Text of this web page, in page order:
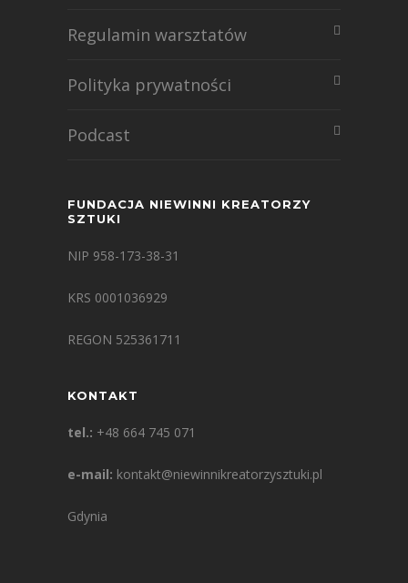
Regulamin warsztatów
Polityka prywatności
Podcast
FUNDACJA NIEWINNI KREATORZY
SZTUKI
NIP 958-173-38-31
KRS 0001036929
REGON 525361711
KONTAKT
tel.: +48 664 745 071
e-mail: kontakt@niewinnikreatorzysztuki.pl
Gdynia